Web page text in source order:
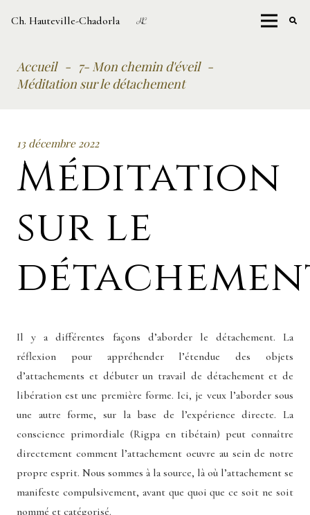
Ch. Hauteville-Chadorla
Accueil - 7- Mon chemin d'éveil -
Méditation sur le détachement
13 décembre 2022
Méditation
sur le
Il y a différentes façons d’aborder le détachement. La
réflexion pour appréhender l’étendue des objets
d’attachements et débuter un travail de détachement et de
libération est une première forme. Ici, je veux l’aborder sous
une autre forme, sur la base de l’expérience directe. La
conscience primordiale (Rigpa en tibétain) peut connaître
directement comment l’attachement oeuvre au sein de notre
propre esprit. Nous sommes à la source, là où l’attachement se
manifeste compulsivement, avant que quoi que ce soit ne soit
nommé et catégorisé.